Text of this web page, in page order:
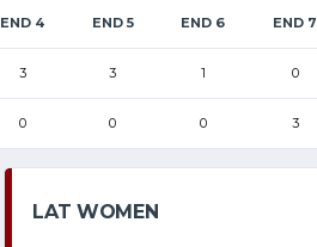
END 4 END 5 END 6 END 7
3 3 1 0
0 0 0 3
LAT WOMEN